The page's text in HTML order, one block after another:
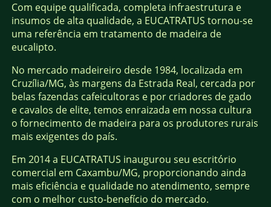
Com equipe qualificada, completa infraestrutura e
insumos de alta qualidade, a EUCATRATUS tornou-se
uma referência em tratamento de madeira de
eucalipto.
No mercado madeireiro desde 1984, localizada em
Cruzília/MG, às margens da Estrada Real, cercada por
belas fazendas cafeicultoras e por criadores de gado
e cavalos de elite, temos enraizada em nossa cultura
o fornecimento de madeira para os produtores rurais
mais exigentes do país.
Em 2014 a EUCATRATUS inaugurou seu escritório
comercial em Caxambu/MG, proporcionando ainda
mais eficiência e qualidade no atendimento, sempre
com o melhor custo-benefício do mercado.